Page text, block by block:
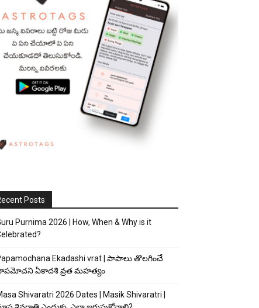
Posts
Purnima 2026 | How, When & Why is it
Ekadashi vrat | పాపాలు తొలగించే
ఏకాదశి వ్రత మహత్యం
Shivaratri 2026 Dates | Masik Shivaratri |